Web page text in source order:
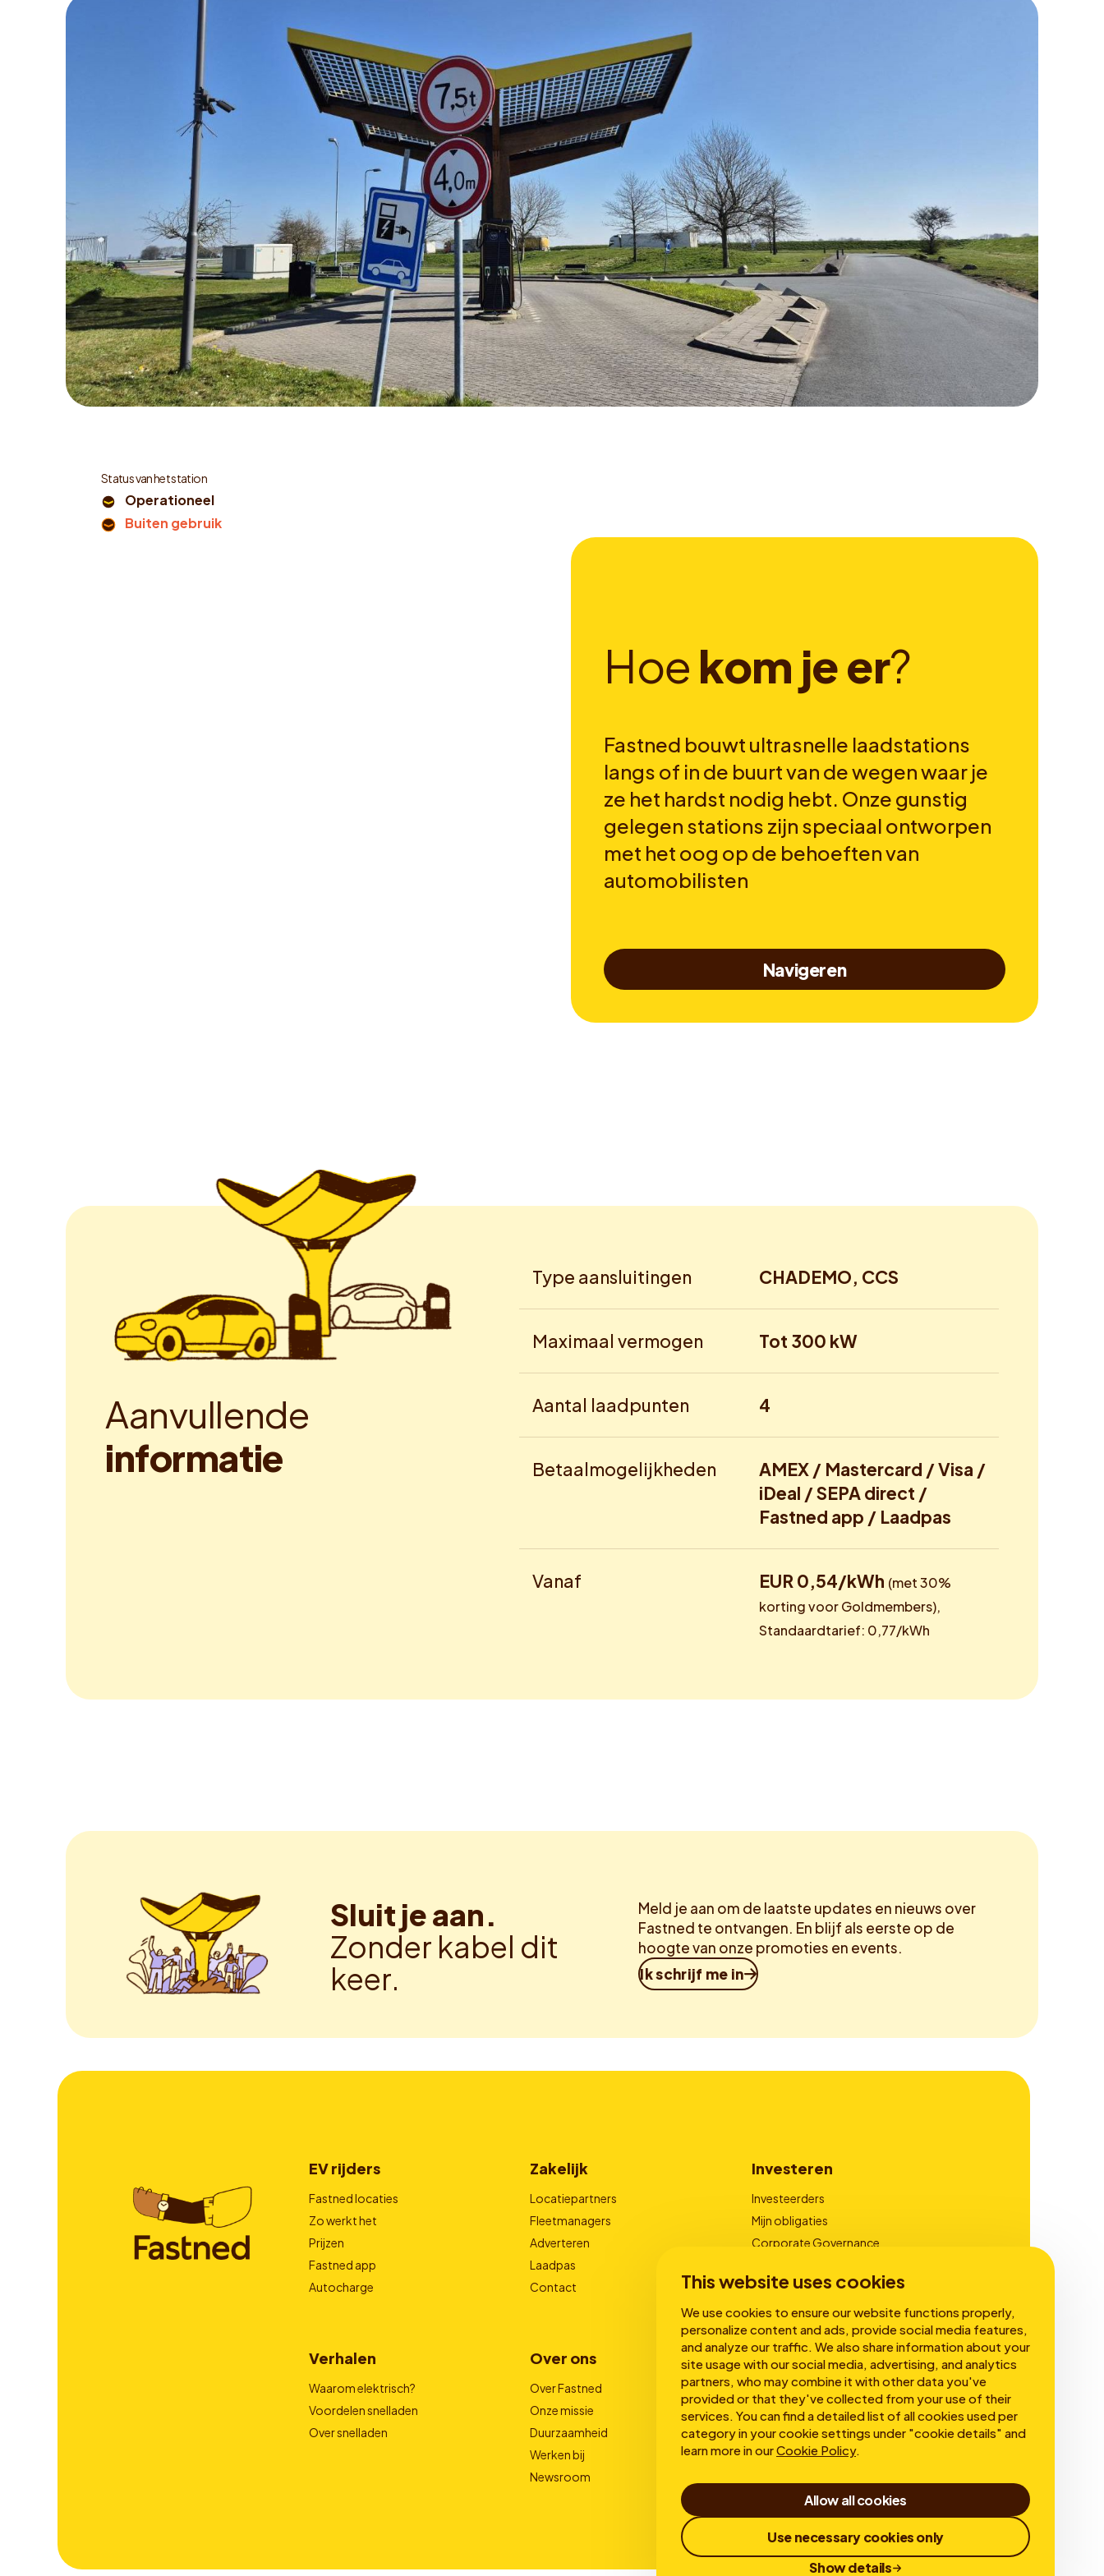
This website uses cookies
We use cookies to ensure our website functions properly,
personalize content and ads, provide social media features,
and analyze our traffic. We also share information about your
site usage with our social media, advertising, and analytics
partners, who may combine it with other data you've
provided or that they've collected from your use of their
services. You can find a detailed list of all cookies used per
category in your cookie settings under "cookie details" and
learn more in ourCookie Policy.
Allow all cookies
Use necessary cookies only
Show details
Status van het station
Operationeel
Buiten gebruik
Hoe kom jeer?
Fastned bouwt ultrasnelle laadstations
langs of in de buurt van de wegen waar je
ze het hardst nodig hebt. Onze gunstig
gelegen stations zijn speciaal ontworpen
met het oog op de behoeften van
automobilisten
Navigeren
Aanvullende
informatie
Type aansluitingen CHADEMO, CCS
Maximaal vermogen Tot 300 kW
Aantal laadpunten 4
Betaalmogelijkheden
AMEX / Mastercard / Visa /
iDeal / SEPA direct /
Fastned app / Laadpas
Vanaf EUR 0,54/kWh (met 30%
korting voor Goldmembers),
Standaardtarief: 0,77/kWh
Sluit je aan.
Zonder kabel dit
keer.
Meld je aan om de laatste updates en nieuws over
Fastned te ontvangen. En blijf als eerste op de
hoogte van onze promoties en events.
Ik schrijf me in
EV rijders
Fastned locaties
Zo werkt het
Prijzen
Fastned app
Autocharge
Zakelijk
Locatiepartners
Fleetmanagers
Adverteren
Laadpas
Contact
Investeren
Investeerders
Mijn obligaties
Corporate Governance
Verhalen
Waarom elektrisch?
Voordelen snelladen
Over snelladen
Over ons
Over Fastned
Onze missie
Duurzaamheid
Werken bij
Newsroom